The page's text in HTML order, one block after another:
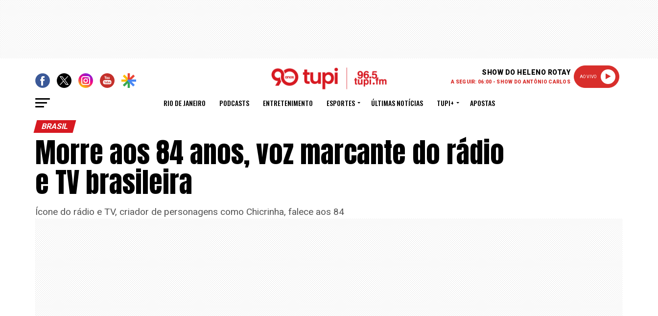
SHOW DO HELENO ROTAY
A SEGUIR: 06:00 - SHOW DO ANTÔNIO CARLOS
AO VIVO
RIO DE JANEIRO PODCASTS ENTRETENIMENTO ESPORTES ÚLTIMAS NOTÍCIAS TUPI+ APOSTAS
BRASIL
Morre aos 84 anos, voz marcante do rádio
e TV brasileira
Ícone do rádio e TV, criador de personagens como Chicrinha, falece aos 84